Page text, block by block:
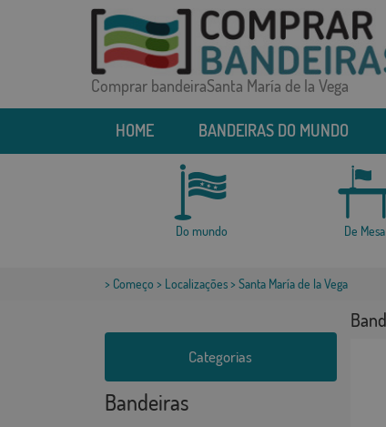
Comprar bandeiraSanta María de la Vega
HOME BANDEIRAS DO MUNDO
Do mundo De Mesa
> Começo > Localizações> Santa María de la Vega
Categorias
Bandeiras